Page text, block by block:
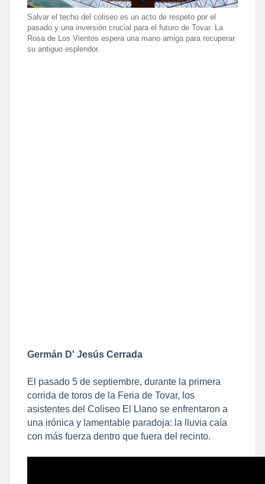
Salvar el techo del coliseo es un acto de respeto por el
pasado y una inversión crucial para el futuro de Tovar. La
Rosa de Los Vientos espera una mano amiga para recuperar
su antiguo esplendor.
Germán D' Jesús Cerrada
​El pasado 5 de septiembre, durante la primera
corrida de toros de la Feria de Tovar, los
asistentes del Coliseo El Llano se enfrentaron a
una irónica y lamentable paradoja: la lluvia caía
con más fuerza dentro que fuera del recinto.